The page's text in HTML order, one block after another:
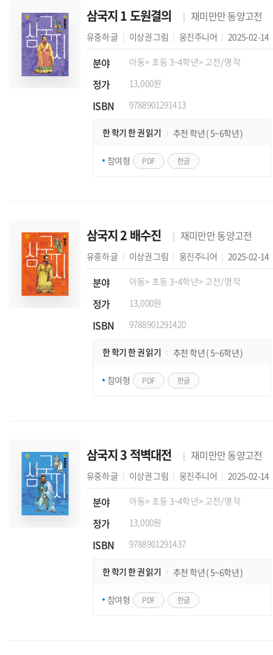
삼국지 1 도원결의 재미만만 동양고전
유중하글 이상권그림 웅진주니어 2025-02-14
분야 아동> 초등 3~4학년> 고전/명작
정가 13,000원
ISBN 9788901291413
한 학기 한 권 읽기 추천 학년 ( 5~6학년 )
참여형 PDF 한글
삼국지 2 배수진 재미만만 동양고전
유중하글 이상권그림 웅진주니어 2025-02-14
분야 아동> 초등 3~4학년> 고전/명작
정가 13,000원
ISBN 9788901291420
한 학기 한 권 읽기 추천 학년 ( 5~6학년 )
참여형 PDF 한글
삼국지 3 적벽대전 재미만만 동양고전
유중하글 이상권그림 웅진주니어 2025-02-14
분야 아동> 초등 3~4학년> 고전/명작
정가 13,000원
ISBN 9788901291437
한 학기 한 권 읽기 추천 학년 ( 5~6학년 )
참여형 PDF 한글